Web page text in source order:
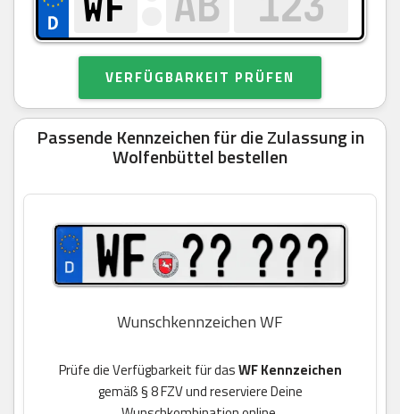
VERFÜGBARKEIT PRÜFEN
Passende Kennzeichen für die Zulassung in
Wolfenbüttel bestellen
Wunschkennzeichen WF
Prüfe die Verfügbarkeit für dasWF Kennzeichen
gemäß § 8 FZV und reserviere Deine